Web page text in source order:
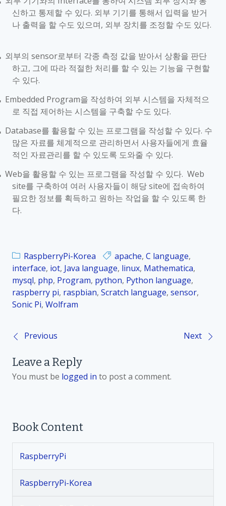
신하고 통제할 수 있다. 외부 기기를 통해서 입력을 받거
나 출력을 할 수도 있으며, 외부 장치를 조정할 수도 있다.
외부의 sensor로부터 각종 측정 값을 받아서 상황을 판단
하고, 그에 따라 적절한 처리를 할 수 있는 기능을 구현할
수 있다.
Embedded Program을 작성하여 외부 시스템을 자체적으
로 직접 제어하는 시스템을 구축할 수도 있다.
Database를 활용할 수 있는 프로그램을 작성할 수 있다. 수
많은 자료를 체계적으로 관리하면서 사용자들에게 효율
적인 자료관리를 할 수 있도록 도와줄 수 있다.
Web을 활용할 수 있는 프로그램을 작성할 수 있다. Web
site를 구축하여 여러 사용자들이 해당site에 접속하여
필요한 정보를 획득하고 원하는 작업을 할 수 있도록 한
다.
RaspberryPi-Korea apache, C language,
interface, iot, Java language, linux, Mathematica,
mysql, php, Program, python, Python language,
raspberry pi, raspbian, Scratch language, sensor,
Sonic Pi, Wolfram
P
o
n
a
v
Previous Next
Leave a Reply
You must be logged in to post a comment.
Book Content
RaspberryPi
RaspberryPi-Korea